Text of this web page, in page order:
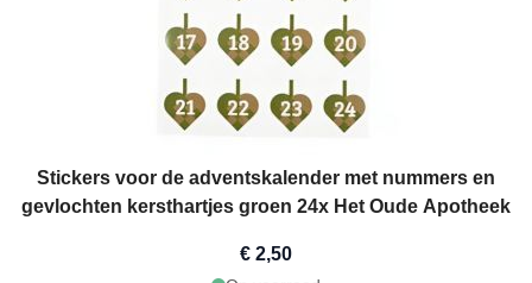
Stickers voor de adventskalender met nummers en
gevlochten kersthartjes groen 24x Het Oude Apotheek
€ 2,50